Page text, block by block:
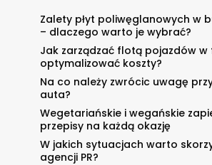
Zalety płyt poliwęglanowych w
– dlaczego warto je wybrać?
Jak zarządzać flotą pojazdów w
optymalizować koszty?
Na co należy zwrócic uwagę
auta?
Wegetariańskie i wegańskie
przepisy na każdą okazję
W jakich sytuacjach warto
agencji PR?